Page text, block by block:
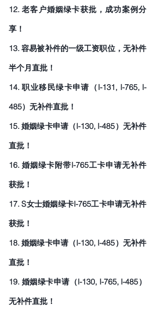
12. 老客户婚姻绿卡获批，成功案例分
享！
13. 容易被补件的一级工资职位，无补件
半个月直批！
14. 职业移民绿卡申请（I-131, I-765, I-
485）无补件直批！
15. 婚姻绿卡申请（I-130, I-485）无补件
直批！
16. 婚姻绿卡附带I-765工卡申请无补件
获批！
17. S女士婚姻绿卡I-765工卡申请无补件
获批！
18. 婚姻绿卡申请（I-130, I-485）无补件
直批！
19. 婚姻绿卡申请（I-130, I-765, I-485）
无补件直批！